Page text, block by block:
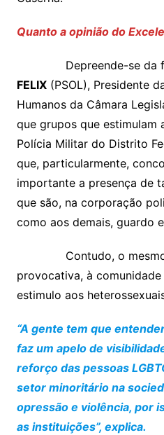
Quanto a opinião do
Depreende-se da
FELIX(PSOL), Presidente
Humanos da Câmara
que grupos que estimulam
Polícia Militar do Distrito
que, particularmente,
importante a presença de
que são, na corporação
como aos demais, guardo
Contudo, o mesmo
provocativa, à comunidade
estimulo aos
“A gente tem que
faz um apelo de
reforço das pessoas
setor minoritário na
opressão e violência, por
as instituições”, explica.